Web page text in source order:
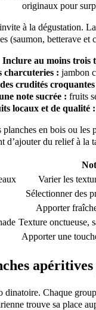
originaux pour
à la dégustation.
(saumon, betterave
Inclure au moins trois
charcuteries : jambon
crudités
note sucrée : fruits
locaux et de qualité :
en bois ou
d’ajouter du relief à la
Varier les
Sélectionner des
Apporter
Texture onctueuse,
Apporter une
dinatoire. Chaque
trouve sa place